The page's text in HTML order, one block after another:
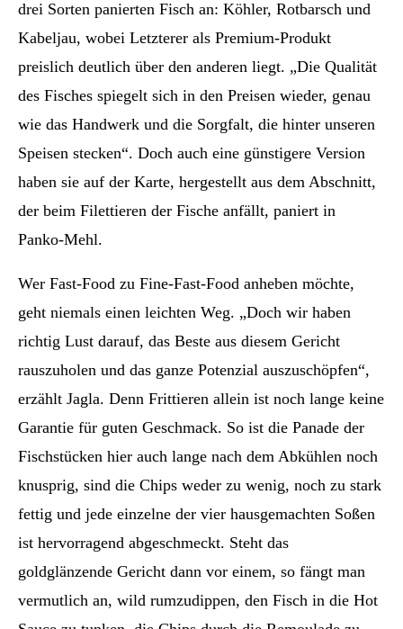
drei Sorten panierten Fisch an: Köhler, Rotbarsch und
Kabeljau, wobei Letzterer als Premium-Produkt
preislich deutlich über den anderen liegt. „Die Qualität
des Fisches spiegelt sich in den Preisen wieder, genau
wie das Handwerk und die Sorgfalt, die hinter unseren
Speisen stecken“. Doch auch eine günstigere Version
haben sie auf der Karte, hergestellt aus dem Abschnitt,
der beim Filettieren der Fische anfällt, paniert in
Panko-Mehl.
Wer Fast-Food zu Fine-Fast-Food anheben möchte,
geht niemals einen leichten Weg. „Doch wir haben
richtig Lust darauf, das Beste aus diesem Gericht
rauszuholen und das ganze Potenzial auszuschöpfen“,
erzählt Jagla. Denn Frittieren allein ist noch lange keine
Garantie für guten Geschmack. So ist die Panade der
Fischstücken hier auch lange nach dem Abkühlen noch
knusprig, sind die Chips weder zu wenig, noch zu stark
fettig und jede einzelne der vier hausgemachten Soßen
ist hervorragend abgeschmeckt. Steht das
goldglänzende Gericht dann vor einem, so fängt man
vermutlich an, wild rumzudippen, den Fisch in die Hot